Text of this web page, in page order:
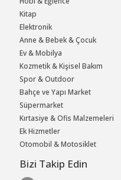
Kitap
Elektronik
Anne & Bebek & Çocuk
Ev & Mobilya
Kozmetik & Kişisel Bakım
Spor & Outdoor
Bahçe ve Yapı Market
Süpermarket
Kırtasiye & Ofis Malzemeleri
Ek Hizmetler
Otomobil & Motosiklet
Bizi Takip Edin